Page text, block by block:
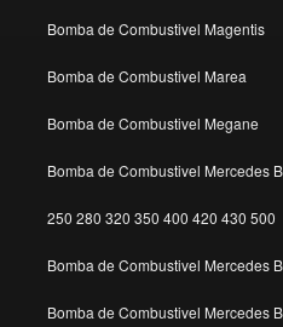
Bomba de Combustivel Magentis
Bomba de Combustivel Marea
Bomba de Combustivel Megane
Bomba de Combustivel Mercedes
250 280 320 350 400 420 430 500
Bomba de Combustivel Mercedes
Bomba de Combustivel Mercedes